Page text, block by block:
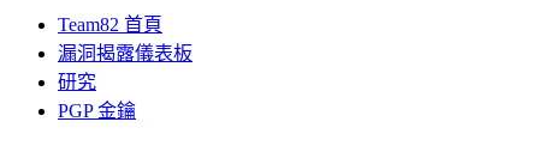
Team82 首頁
漏洞揭露儀表板
研究
PGP 金鑰